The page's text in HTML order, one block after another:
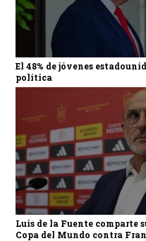
El 48% de jóvenes
política
Luis de la Fuente comparte
Copa del Mundo contra